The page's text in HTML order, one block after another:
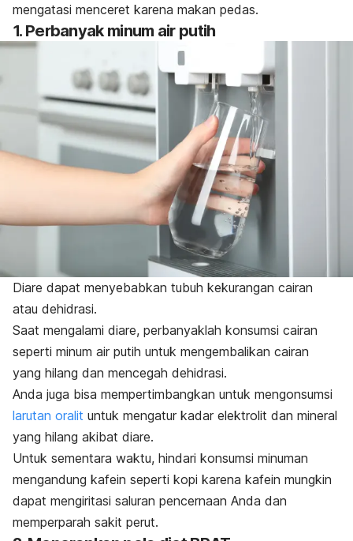
mengatasi menceret karena makan pedas.
1. Perbanyak minum air putih
Diare dapat menyebabkan tubuh kekurangan cairan
atau dehidrasi.
Saat mengalami diare, perbanyaklah konsumsi cairan
seperti minum air putih untuk mengembalikan cairan
yang hilang dan mencegah dehidrasi.
Anda juga bisa mempertimbangkan untuk mengonsumsi
larutan oralit untuk mengatur kadar elektrolit dan mineral
yang hilang akibat diare.
Untuk sementara waktu, hindari konsumsi minuman
mengandung kafein seperti kopi karena kafein mungkin
dapat mengiritasi saluran pencernaan Anda dan
memperparah sakit perut.